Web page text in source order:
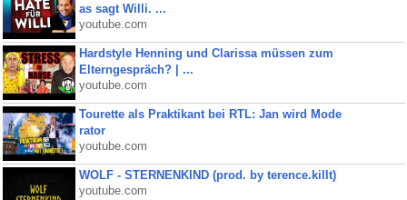
as sagt Willi. ...
youtube.com
Hardstyle Henning und Clarissa müssen zum
Elterngespräch? | ...
youtube.com
Tourette als Praktikant bei RTL: Jan wird Mode
rator
youtube.com
WOLF - STERNENKIND (prod. by terence.killt)
youtube.com